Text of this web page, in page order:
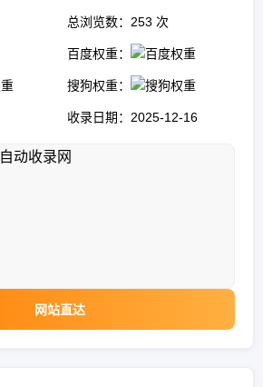
总浏览数：253 次
百度权重：
搜狗权重：
收录日期：2025-12-16
网站直达